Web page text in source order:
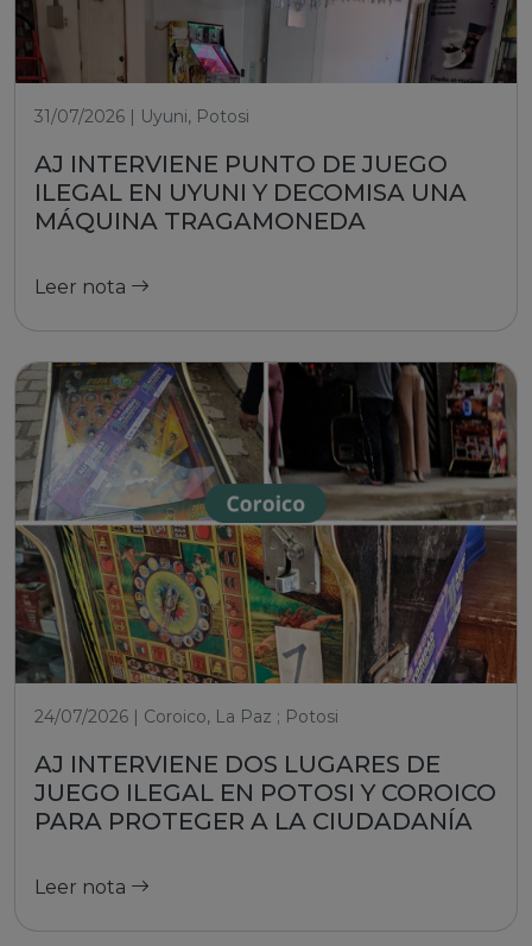
31/07/2026 | Uyuni, Potosi
AJ INTERVIENE PUNTO DE JUEGO
ILEGAL EN UYUNI Y DECOMISA UNA
MÁQUINA TRAGAMONEDA
Leer nota
24/07/2026 | Coroico, La Paz ; Potosi
AJ INTERVIENE DOS LUGARES DE
JUEGO ILEGAL EN POTOSI Y COROICO
PARA PROTEGER A LA CIUDADANÍA
Leer nota